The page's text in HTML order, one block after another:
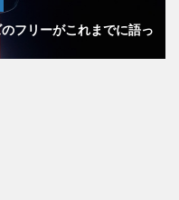
フリーがこれまでに語っ